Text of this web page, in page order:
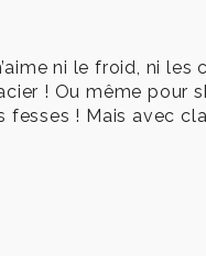
ni le froid, ni
! Ou même pour
! Mais avec